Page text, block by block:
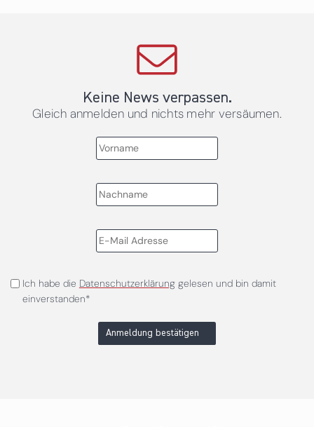
Keine News verpassen.
Gleich anmelden und nichts mehr versäumen.
Ich habe die Datenschutzerklärunggelesen und bin damit
einverstanden*
Anmeldung bestätigen